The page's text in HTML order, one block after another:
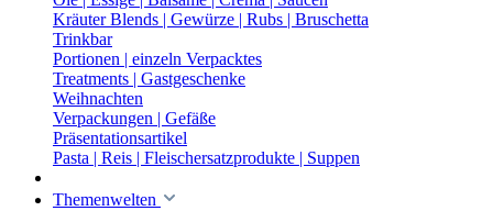
Kräuter Blends | Gewürze | Rubs | Bruschetta
Trinkbar
Portionen | einzeln Verpacktes
Treatments | Gastgeschenke
Weihnachten
Verpackungen | Gefäße
Präsentationsartikel
Pasta | Reis | Fleischersatzprodukte | Suppen
Themenwelten